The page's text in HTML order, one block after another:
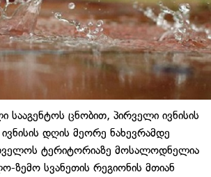
სააგენტოს ცნობით, პირველი ივნისის
დღის მეორე ნახევრამდე
ტერიტორიაზე მოსალოდნელია
ზემო სვანეთის რეგიონის მთიან